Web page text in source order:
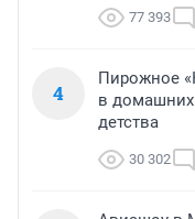
77 393
4
Пирожное
в
детства
30 302